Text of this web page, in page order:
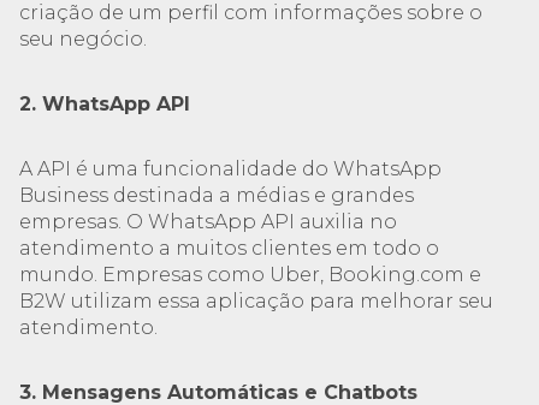
criação de um perfil com informações sobre o
seu negócio.
2. WhatsApp API
A API é uma funcionalidade do WhatsApp
Business destinada a médias e grandes
empresas. O WhatsApp API auxilia no
atendimento a muitos clientes em todo o
mundo. Empresas como Uber, Booking.com e
B2W utilizam essa aplicação para melhorar seu
atendimento.
3. Mensagens Automáticas e Chatbots